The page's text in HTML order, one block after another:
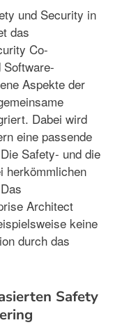
und Security in
das
Co-
Aspekte der
Dabei wird
eine passende
Safety- und die
herkömmlichen
Architect
keine
durch das
Safety